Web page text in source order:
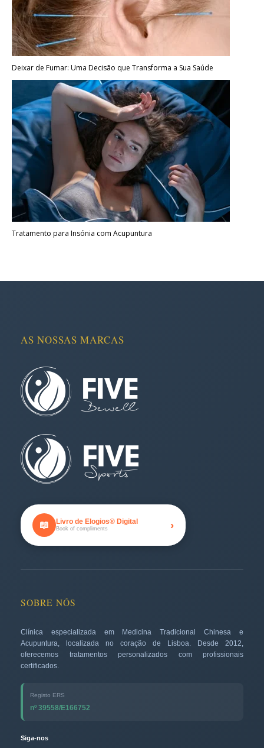
Deixar de Fumar: Uma Decisão que Transforma a Sua Saúde
Tratamento para Insónia com Acupuntura
AS NOSSAS MARCAS
📖 Livro de Elogios® Digital
Book of compliments ›
SOBRE NÓS
Clínica especializada em Medicina Tradicional Chinesa e
Acupuntura, localizada no coração de Lisboa. Desde 2012,
oferecemos tratamentos personalizados com profissionais
certificados.
Registo ERS
nº 39558/E166752
Siga-nos